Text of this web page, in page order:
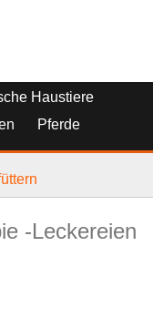
Haustiere
Pferde
-Leckereien